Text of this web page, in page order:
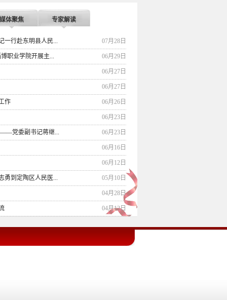
媒体聚焦 专家解读
一行赴东明县人民... 07月28日
职业学院开展主... 06月29日
06月27日
06月27日
作 06月26日
06月23日
——党委副书记蒋继... 06月23日
06月16日
06月12日
勇到定陶区人民医... 05月10日
04月28日
04月12日